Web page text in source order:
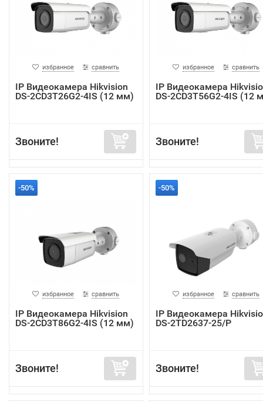
избранное сравнить
IP Видеокамера Hikvision
DS-2CD3T26G2-4IS (12 мм)
Звоните!
избранное сравнить
IP Видеокамера
DS-2CD3T56G2-4IS (12
Звоните!
-50%
избранное сравнить
IP Видеокамера Hikvision
DS-2CD3T86G2-4IS (12 мм)
Звоните!
-50%
избранное сравнить
IP Видеокамера
DS-2TD2637-25/P
Звоните!